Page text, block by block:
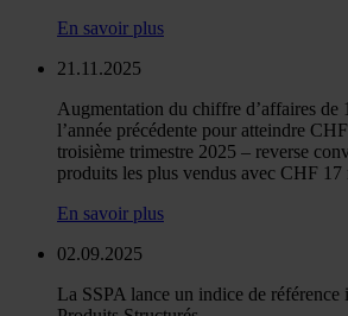
En savoir plus
21.11.2025
Augmentation du chiffre d’affaires de
l’année précédente pour atteindre
troisième trimestre 2025 – reverse
produits les plus vendus avec CHF
En savoir plus
02.09.2025
La SSPA lance un indice de référence